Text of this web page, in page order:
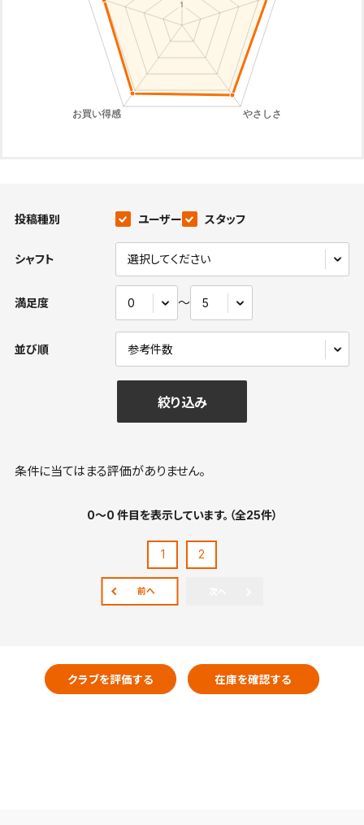
投稿種別 ユーザー スタッフ
シャフト
満足度 〜
並び順
絞り込み
条件に当てはまる評価がありません。
0～0 件目を表示しています。（全25件）
前へ
1 2
クラブを評価する 在庫を確認する